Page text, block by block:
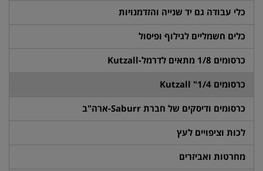
כלי עבודה גם יד שנייה והזדמנויות
כלים חשמליים לגילוף ופיסול
כרסומים 1/8 מתאים לדרמל-Kutzall
כרסומים 1/4" Kutzall
כרסומים ודיסקים של חברת Saburr-ארה"ב
לכות וציפויים לעץ
מחרטות ואביזרים